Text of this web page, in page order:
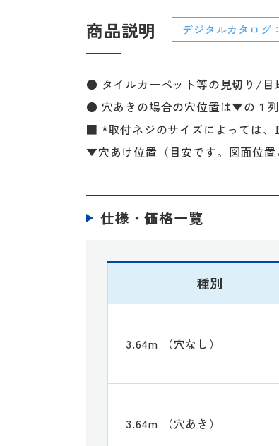
商品説明 デジタルカタログ
● タイルカーペット等の見切り/目
● 穴あきの場合の穴位置は▼の１列
■ *取付ネジのサイズによっては、
▼穴あけ位置（目安です。図面位置
仕様・価格一覧
種別
3.64m （穴なし）
3.64m （穴あき）